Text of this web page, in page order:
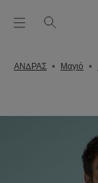
ΑΝΔΡΑΣ Μαγιό